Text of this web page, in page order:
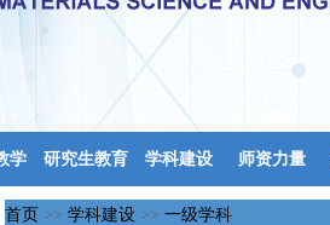
学 研究生教育 学科建设 师资力量
首页 >> 学科建设 >> 一级学科